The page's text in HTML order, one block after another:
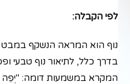
לפי הקבלה:
נוף הוא המראה הנשקף
בדרך כלל, לתיאור נוף טבעי
המקרא במשמעות דומה: "יְפֵה